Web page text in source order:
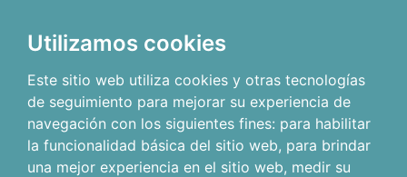
Utilizamos cookies
Este sitio web utiliza cookies y otras tecnologías
de seguimiento para mejorar su experiencia de
navegación con los siguientes fines: para habilitar
la funcionalidad básica del sitio web, para brindar
una mejor experiencia en el sitio web, medir su